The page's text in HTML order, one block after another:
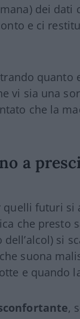
dei dati
e ci
quanto
vi sia una
che la
a
quelli futuri
che presto
dell’alcol) si
suona
e quando
,